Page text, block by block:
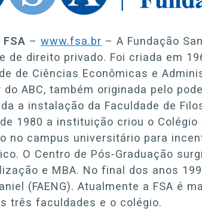
– www.fsa.br – A Fundação
de direito privado. Foi criada em
de Ciências Econômicas e
do ABC, também originada pelo
a instalação da Faculdade de
1980 a instituição criou o
no campus universitário para
O Centro de Pós-Graduação
e MBA. No final dos anos
(FAENG). Atualmente a FSA é
três faculdades e o colégio.